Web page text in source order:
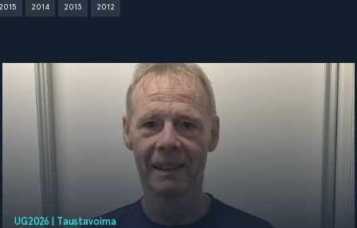
2014 2013 2012
UG2026 | Taustavoima